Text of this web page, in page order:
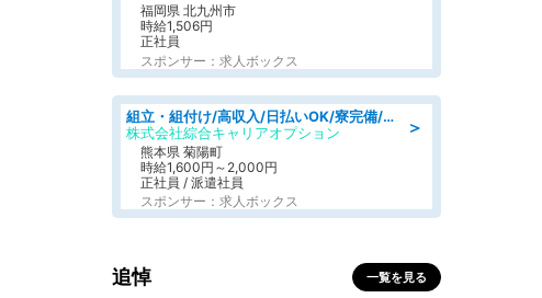
福岡県 北九州市
時給1,506円
正社員
スポンサー：求人ボックス
＞
組立・組付け/高収入/日払いOK/寮完備/交替制/20・30・40代活躍中
株式会社綜合キャリアオプション
熊本県 菊陽町
時給1,600円～2,000円
正社員 / 派遣社員
スポンサー：求人ボックス
追悼 一覧を見る